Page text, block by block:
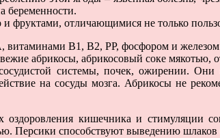
беременности.
и фруктами, отличающимися не только
B1, В2, РР, фосфором и
абрикосы, абрикосовый соке мякотью,
системы, почек, ожирении.
на сосуды мозга. Абрикосы не
оздоровления кишечника и стимуляции
Персики способствуют выведению